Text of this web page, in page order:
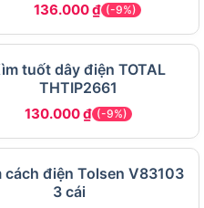
136.000₫ (-9%)
tuốt dây điện TOTAL
THTIP2661
130.000₫ (-9%)
cách điện Tolsen V83103
3 cái